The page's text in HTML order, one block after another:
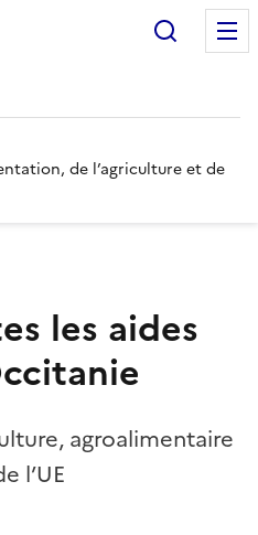
de l’agriculture et de
les aides
agroalimentaire
l’UE